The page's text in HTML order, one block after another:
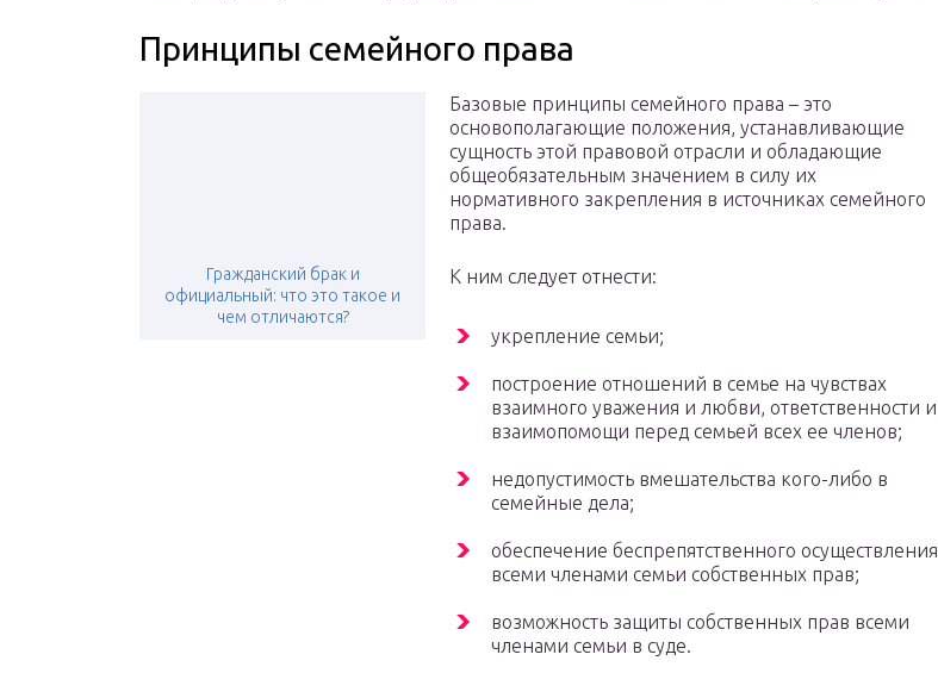
Принципы семейного права
Гражданский брак и
официальный: что это такое и
чем отличаются?
Базовые принципы семейного права – это
основополагающие положения, устанавливающие
сущность этой правовой отрасли и обладающие
общеобязательным значением в силу их
нормативного закрепления в источниках семейного
права.
К ним следует отнести:
укрепление семьи;
построение отношений в семье на чувствах
взаимного уважения и любви, ответственности и
взаимопомощи перед семьей всех ее членов;
недопустимость вмешательства кого-либо в
семейные дела;
обеспечение беспрепятственного осуществления
всеми членами семьи собственных прав;
возможность защиты собственных прав всеми
членами семьи в суде.